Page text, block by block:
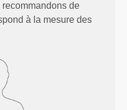
de
à la mesure des